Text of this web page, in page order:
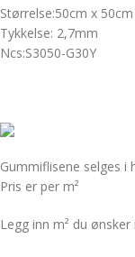
Størrelse:50cm x 50cm
Tykkelse: 2,7mm
Ncs:S3050-G30Y
Gummiflisene selges i
Pris er per m²
Legg inn m² du